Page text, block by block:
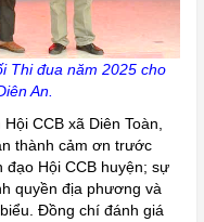
Thi đua năm 2025 cho
An.
CCB xã Diên Toàn,
thành cảm ơn trước
đạo Hội CCB huyện; sự
quyền địa phương và
Đồng chí đánh giá